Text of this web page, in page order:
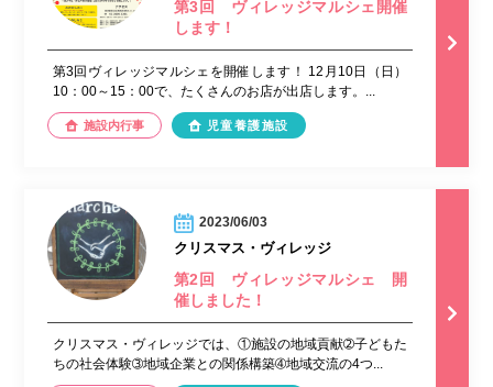
第3回 ヴィレッジマルシェ開催
します！
第3回ヴィレッジマルシェを開催します！ 12月10日（日）
10：00～15：00で、たくさんのお店が出店します。...
施設内行事 児童養護施設
2023/06/03
クリスマス・ヴィレッジ
第2回 ヴィレッジマルシェ 開
催しました！
クリスマス・ヴィレッジでは、①施設の地域貢献➁子どもた
ちの社会体験➂地域企業との関係構築➃地域交流の4つ...